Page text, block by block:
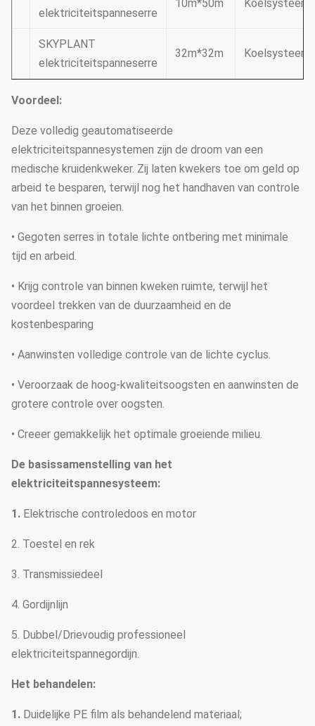
elektriciteitspanneserre
10m*50m Koelsysteem
SKYPLANT
elektriciteitspanneserre
32m*32m Koelsysteem
Voordeel:
Deze volledig geautomatiseerde
elektriciteitspannesystemen zijn de droom van een
medische kruidenkweker. Zij laten kwekers toe om geld op
arbeid te besparen, terwijl nog het handhaven van controle
van het binnen groeien.
• Gegoten serres in totale lichte ontbering met minimale
tijd en arbeid.
• Krijg controle van binnen kweken ruimte, terwijl het
voordeel trekken van de duurzaamheid en de
kostenbesparing
• Aanwinsten volledige controle van de lichte cyclus.
• Veroorzaak de hoog-kwaliteitsoogsten en aanwinsten de
grotere controle over oogsten.
• Creeer gemakkelijk het optimale groeiende milieu.
De basissamenstelling van het
elektriciteitspannesysteem:
1. Elektrische controledoos en motor
2. Toestel en rek
3. Transmissiedeel
4. Gordijnlijn
5. Dubbel/Drievoudig professioneel
elektriciteitspannegordijn.
Het behandelen:
1. Duidelijke PE film als behandelend materiaal;